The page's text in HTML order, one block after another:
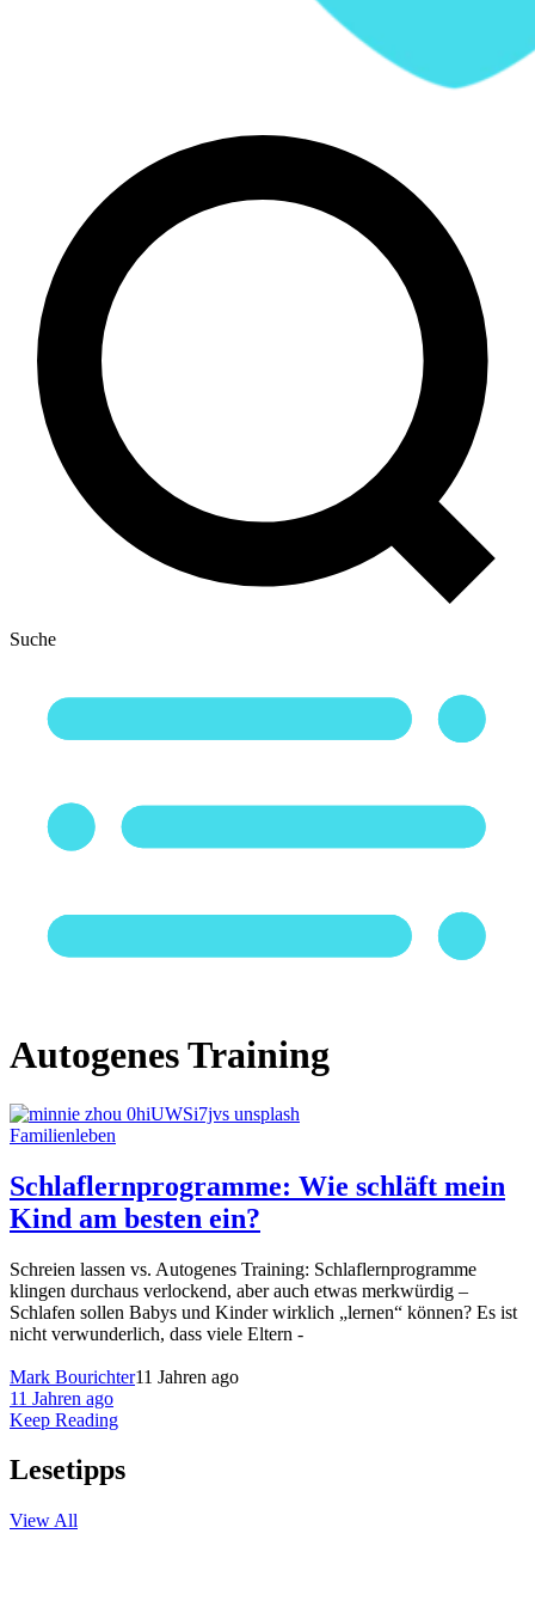
Suche
Autogenes Training
Familienleben
Schlaflernprogramme: Wie schläft mein
Kind am besten ein?
Schreien lassen vs. Autogenes Training: Schlaflernprogramme
klingen durchaus verlockend, aber auch etwas merkwürdig –
Schlafen sollen Babys und Kinder wirklich „lernen“ können? Es ist
nicht verwunderlich, dass viele Eltern -
Mark Bourichter11 Jahren ago
11 Jahren ago
Keep Reading
Lesetipps
View All